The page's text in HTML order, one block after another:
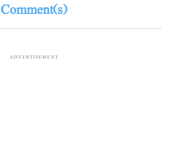
Comment(s)
ADVERTISEMENT